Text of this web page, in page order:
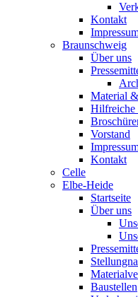
Kontakt
Braunschweig
Über uns
Material
Hilfreiche
Vorstand
Kontakt
Celle
Elbe-Heide
Startseite
Über uns
Baustellen